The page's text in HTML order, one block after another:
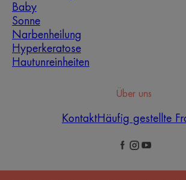
Baby
Sonne
Narbenheilung
Hyperkeratose
Hautunreinheiten
Über uns
KontaktHäufig gestellte